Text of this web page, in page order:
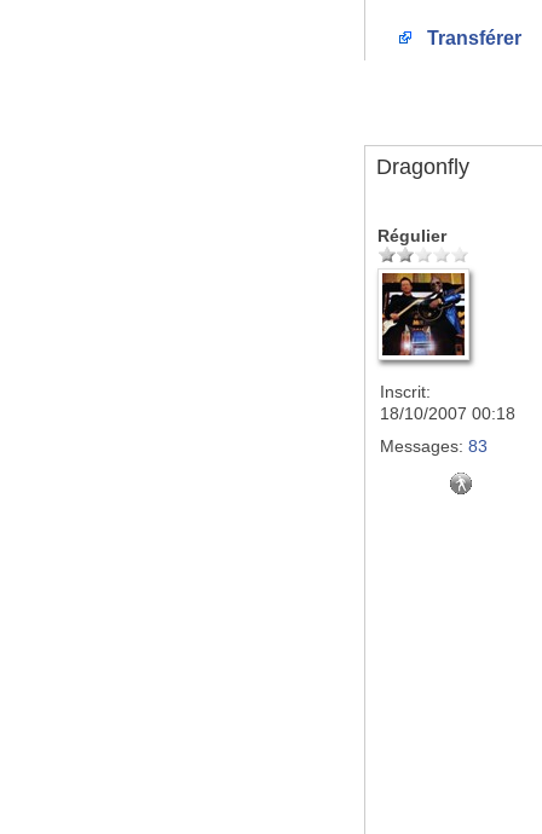
Transférer
Dragonfly
Régulier
Inscrit:
18/10/2007 00:18
Messages: 83